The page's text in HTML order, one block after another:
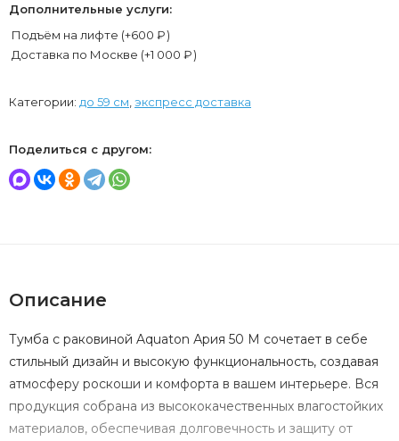
Дополнительные услуги:
Подъём на лифте (+600 ₽)
Доставка по Москве (+1 000 ₽)
Категории: до 59 см экспресс доставка
Поделиться с другом:
Описание
Тумба с раковиной Aquaton Ария 50 М сочетает в себе
стильный дизайн и высокую функциональность, создавая
атмосферу роскоши и комфорта в вашем интерьере. Вся
продукция собрана из высококачественных влагостойких
материалов, обеспечивая долговечность и защиту от